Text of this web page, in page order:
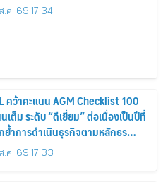
.ค. 69 17:34
คว้าคะแนน AGM Checklist 100
เต็ม ระดับ “ดีเยี่ยม” ต่อเนื่องเป็นปีที่
ย้ำการดำเนินธุรกิจตามหลักธร
าล โปร่งใส สร้างความเชื่อมั่นผู้ถือ
.ค. 69 17:33